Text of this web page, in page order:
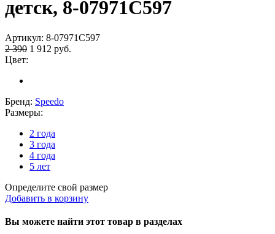
детск, 8-07971C597
Артикул: 8-07971C597
2 390 1 912 руб.
Цвет:
Бренд: Speedo
Размеры:
2 года
3 года
4 года
5 лет
Определите свой размер
Добавить в корзину
Вы можете найти этот товар в разделах